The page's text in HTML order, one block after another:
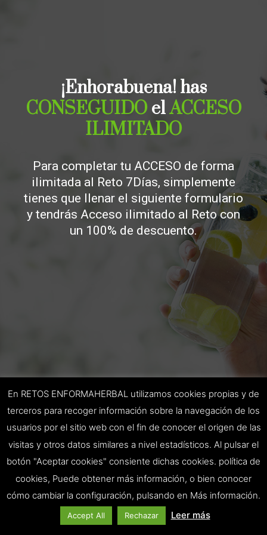
¡Enhorabuena! has
CONSEGUIDO elACCESO
ILIMITADO
Para completar tu ACCESO de forma
ilimitada al Reto 7Días, simplemente
tienes que llenar el siguiente formulario
y tendrás Acceso ilimitado al Reto con
un 100% de descuento.
En RETOS ENFORMAHERBAL utilizamos cookies propias y de
terceros para recoger información sobre la navegación de los
usuarios por el sitio web con el fin de conocer el origen de las
visitas y otros datos similares a nivel estadísticos. Al pulsar el
botón "Aceptar cookies" consiente dichas cookies. política de
cookies, Puede obtener más información, o bien conocer
cómo cambiar la configuración, pulsando en Más información.
Accept All Rechazar Leer más